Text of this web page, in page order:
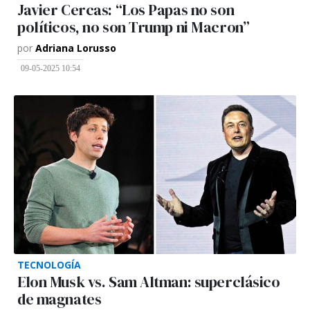
Javier Cercas: “Los Papas no son
políticos, no son Trump ni Macron”
por Adriana Lorusso
09-05-2025 10:54
TECNOLOGÍA
Elon Musk vs. Sam Altman: superclásico
de magnates